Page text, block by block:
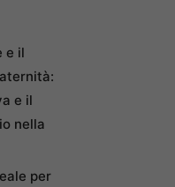
e il
e il
nella
per